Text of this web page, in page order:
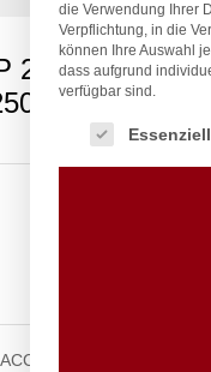
250 mm,
konforme
die Verwendung Ihrer
Verpflichtung, in die
können Ihre Auswahl
dass aufgrund
verfügbar sind.
Es folgt eine Liste
Essenziell